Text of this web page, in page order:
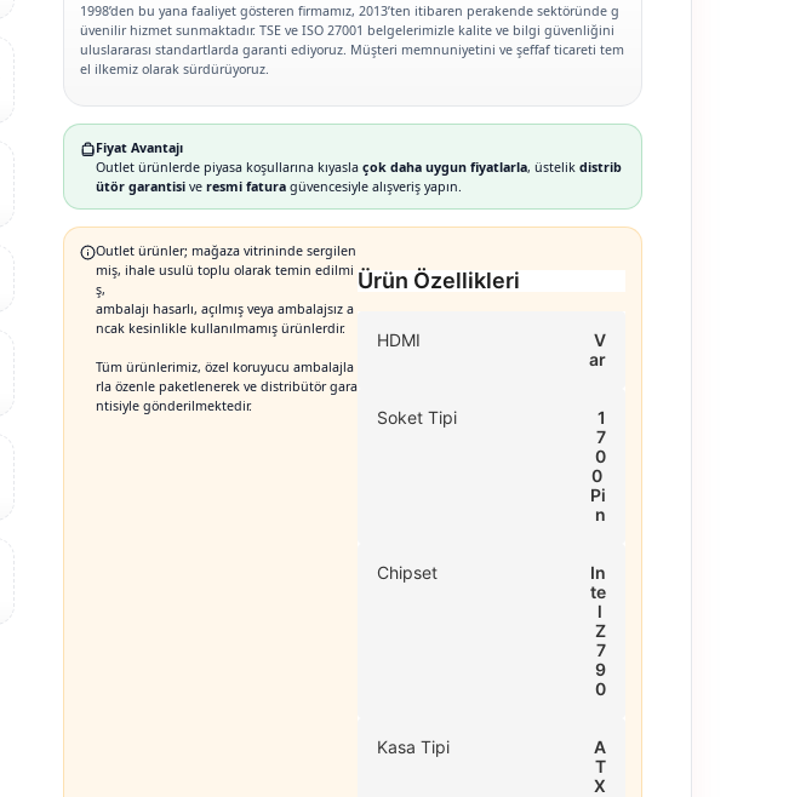
1998’den bu yana faaliyet gösteren firmamız, 2013’ten itibaren perakende sektöründe g
üvenilir hizmet sunmaktadır. TSE ve ISO 27001 belgelerimizle kalite ve bilgi güvenliğini
uluslararası standartlarda garanti ediyoruz. Müşteri memnuniyetini ve şeffaf ticareti tem
el ilkemiz olarak sürdürüyoruz.
Fiyat Avantajı
Outlet ürünlerde piyasa koşullarına kıyasla çok daha uygun fiyatlarla, üstelik distrib
ütör garantisive resmi faturagüvencesiyle alışveriş yapın.
Outlet ürünler; mağaza vitrininde sergilen
miş, ihale usulü toplu olarak temin edilmi
ş,
ambalajı hasarlı, açılmış veya ambalajsız a
ncak kesinlikle kullanılmamış ürünlerdir.
Tüm ürünlerimiz, özel koruyucu ambalajla
rla özenle paketlenerek ve distribütör gara
ntisiyle gönderilmektedir.
Ürün Özellikleri
HDMI
V
ar
Soket Tipi
1
7
0
0
Pi
n
Chipset
In
te
l
Z
7
9
0
Kasa Tipi
A
T
X